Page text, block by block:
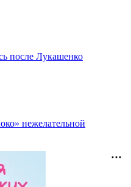
после Лукашенко
нежелательной